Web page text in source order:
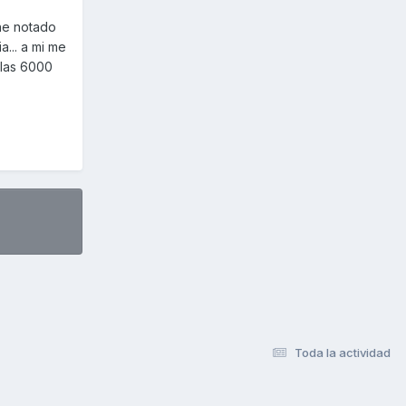
notado
a mi me
6000
Toda la actividad